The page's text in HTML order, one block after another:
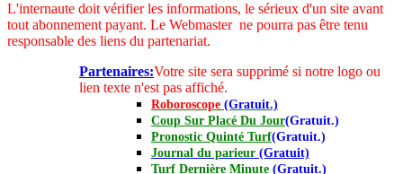
L'internaute doit vérifier les informations, le sérieux d'un site avant
tout abonnement payant. Le Webmaster ne pourra pas être tenu
responsable des liens du partenariat.
Partenaires:Votre site sera supprimé si notre logo ou
lien texte n'est pas affiché.
Roboroscope (Gratuit.)
Coup Sur Placé Du Jour(Gratuit.)
Pronostic Quinté Turf(Gratuit.)
Journal du parieur (Gratuit)
Turf Dernière Minute (Gratuit.)